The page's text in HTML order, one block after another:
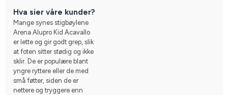
Hva sier våre kunder?
Mange synes stigbøylene
Arena Alupro Kid Acavallo
er lette og gir godt grep, slik
at foten sitter stødig og ikke
sklir. De er populære blant
yngre ryttere eller de med
små føtter, siden de er
nettere og tryggere enn